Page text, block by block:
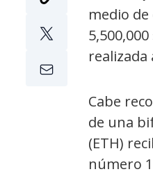
medio
Cabe
de una
(ETH)
número